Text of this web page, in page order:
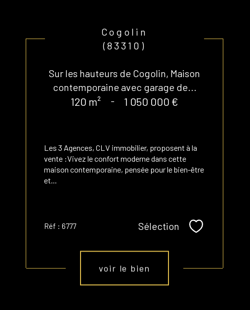
Cogolin
(83310)
Sur les hauteurs de Cogolin, Maison
contemporaine avec garage de...
120 m² - 1 050 000 €
Les 3 Agences, CLV immobilier, proposent à la
vente :Vivez le confort moderne dans cette
maison contemporaine, pensée pour le bien-être
et...
Réf : 6777 Sélection Sélectionner
voir le bien